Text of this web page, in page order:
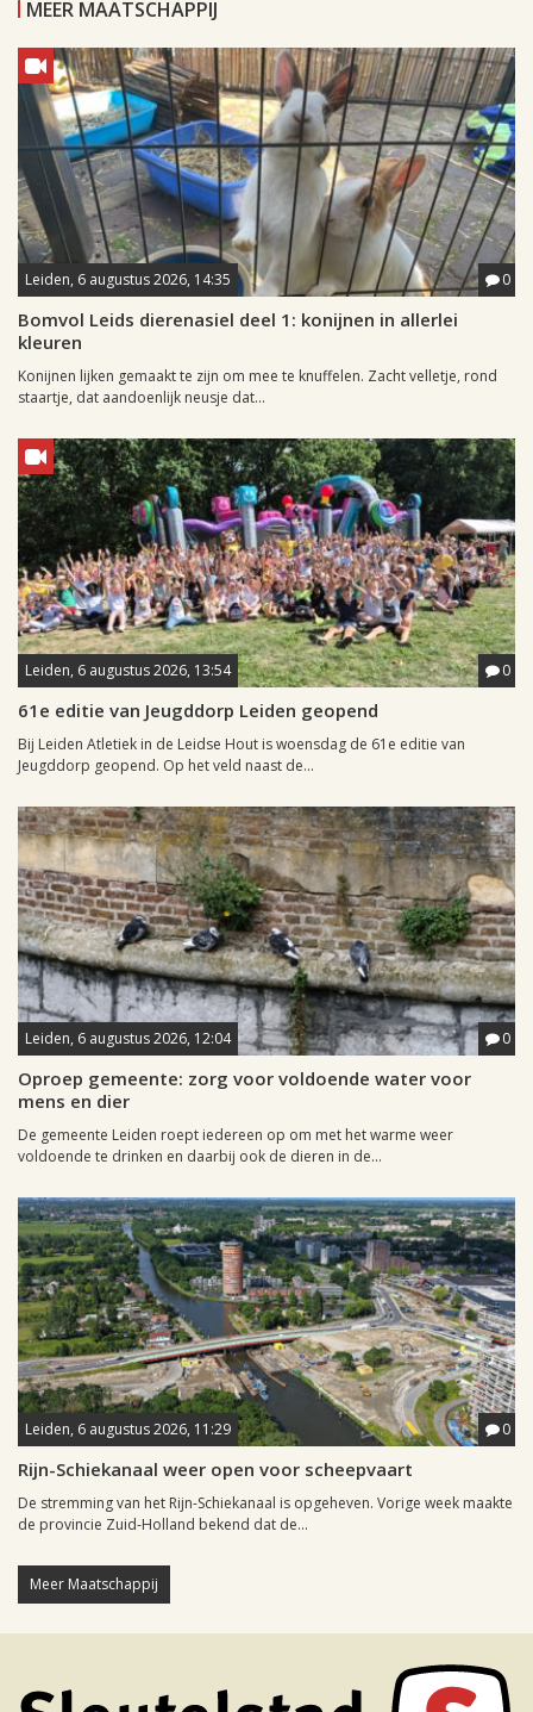
MEER MAATSCHAPPIJ
Leiden, 6 augustus 2026, 14:35 0
Bomvol Leids dierenasiel deel 1: konijnen in allerlei
kleuren
Konijnen lijken gemaakt te zijn om mee te knuffelen. Zacht velletje, rond
staartje, dat aandoenlijk neusje dat...
Leiden, 6 augustus 2026, 13:54 0
61e editie van Jeugddorp Leiden geopend
Bij Leiden Atletiek in de Leidse Hout is woensdag de 61e editie van
Jeugddorp geopend. Op het veld naast de...
Leiden, 6 augustus 2026, 12:04 0
Oproep gemeente: zorg voor voldoende water voor
mens en dier
De gemeente Leiden roept iedereen op om met het warme weer
voldoende te drinken en daarbij ook de dieren in de...
Leiden, 6 augustus 2026, 11:29 0
Rijn-Schiekanaal weer open voor scheepvaart
De stremming van het Rijn-Schiekanaal is opgeheven. Vorige week maakte
de provincie Zuid-Holland bekend dat de...
Meer Maatschappij